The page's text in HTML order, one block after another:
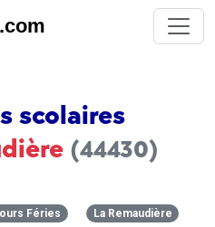
scolaires
(44430)
Féries La Remaudière